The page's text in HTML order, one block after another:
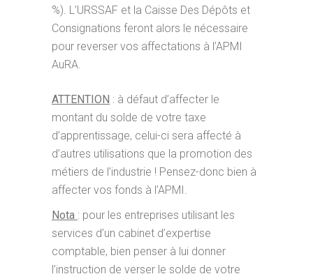
%). L’URSSAF et la Caisse Des Dépôts et
Consignations feront alors le nécessaire
pour reverser vos affectations à l’APMI
AuRA.
ATTENTION : à défaut d’affecter le
montant du solde de votre taxe
d’apprentissage, celui-ci sera affecté à
d’autres utilisations que la promotion des
métiers de l’industrie ! Pensez-donc bien à
affecter vos fonds à l’APMI.
Nota : pour les entreprises utilisant les
services d’un cabinet d’expertise
comptable, bien penser à lui donner
l’instruction de verser le solde de votre